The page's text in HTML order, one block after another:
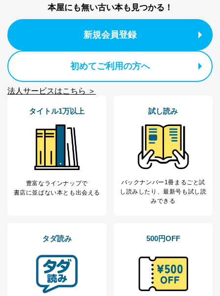
代表取締役会長 西野 伸一郎
田 嘉也
当社が取り扱う開示対象個人情報の利用目的は次のとお
りです。
No
個人情報の種類 利用目的
当社の定期購読サ
ービス等をご利用
の方の個人情報
商品代金回収のため
ｅメール等による商品、サービ
ス、キャンペーン等の広告の案内
個人が特定できない形で取得した
析して、趣味・嗜好に
応じた新商品・サービスに関する
当社カスタマーQ＆
Aサービス利用者
カスタマーQ＆Aサイトの投稿内容
ｅメール等によるカスタマーQ＆A
サイトのサービス内容のご案内の
ｅメール等による商品、サービ
本屋にも無い古い本も見つかる！
新規会員登録
初めてご利用の方へ
法人サービスはこちら ＞
タイトル1万以上
豊富なラインナップで
書店に並ばない本とも出会える
試し読み
バックナンバー1冊まるごと試
し読み したり、最新号も試し読
みできる
タダ読み 500円OFF